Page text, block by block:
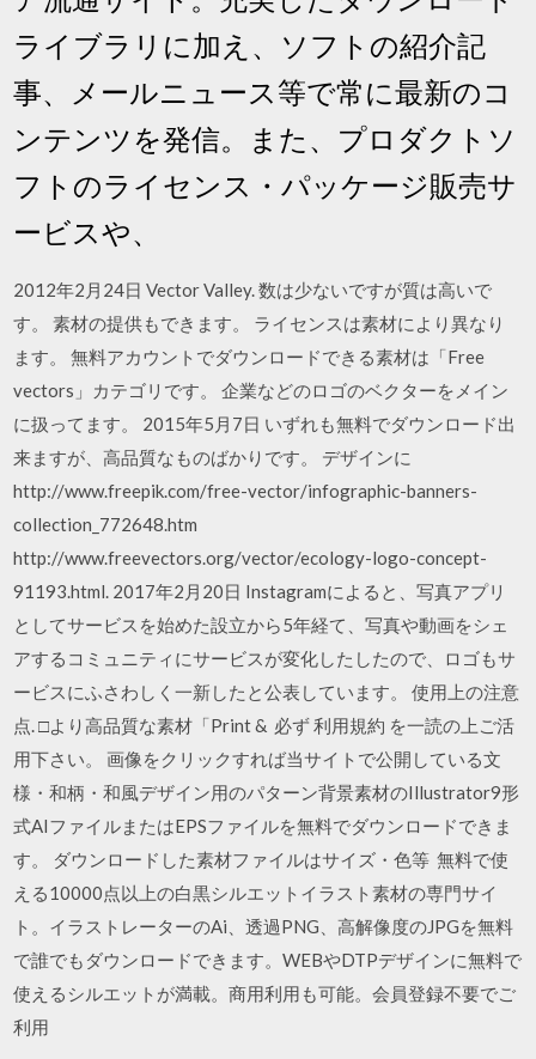
ライブラリに加え、ソフトの紹介記
事、メールニュース等で常に最新のコ
ンテンツを発信。また、プロダクトソ
フトのライセンス・パッケージ販売サ
ービスや、
2012年2月24日 Vector Valley. 数は少ないですが質は高いで
す。 素材の提供もできます。 ライセンスは素材により異なり
ます。 無料アカウントでダウンロードできる素材は「Free
vectors」カテゴリです。 企業などのロゴのベクターをメイン
に扱ってます。 2015年5月7日 いずれも無料でダウンロード出
来ますが、高品質なものばかりです。 デザインに
http://www.freepik.com/free-vector/infographic-banners-
collection_772648.htm
http://www.freevectors.org/vector/ecology-logo-concept-
91193.html. 2017年2月20日 Instagramによると、写真アプリ
としてサービスを始めた設立から5年経て、写真や動画をシェ
アするコミュニティにサービスが変化したしたので、ロゴもサ
ービスにふさわしく一新したと公表しています。 使用上の注意
点. □より高品質な素材「Print & 必ず 利用規約 を一読の上ご活
用下さい。 画像をクリックすれば当サイトで公開している文
様・和柄・和風デザイン用のパターン背景素材のIllustrator9形
式AIファイルまたはEPSファイルを無料でダウンロードできま
す。 ダウンロードした素材ファイルはサイズ・色等 無料で使
える10000点以上の白黒シルエットイラスト素材の専門サイ
ト。イラストレーターのAi、透過PNG、高解像度のJPGを無料
で誰でもダウンロードできます。WEBやDTPデザインに無料で
使えるシルエットが満載。商用利用も可能。会員登録不要でご
利用